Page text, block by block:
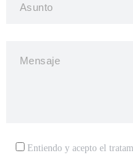
Entiendo y acepto el